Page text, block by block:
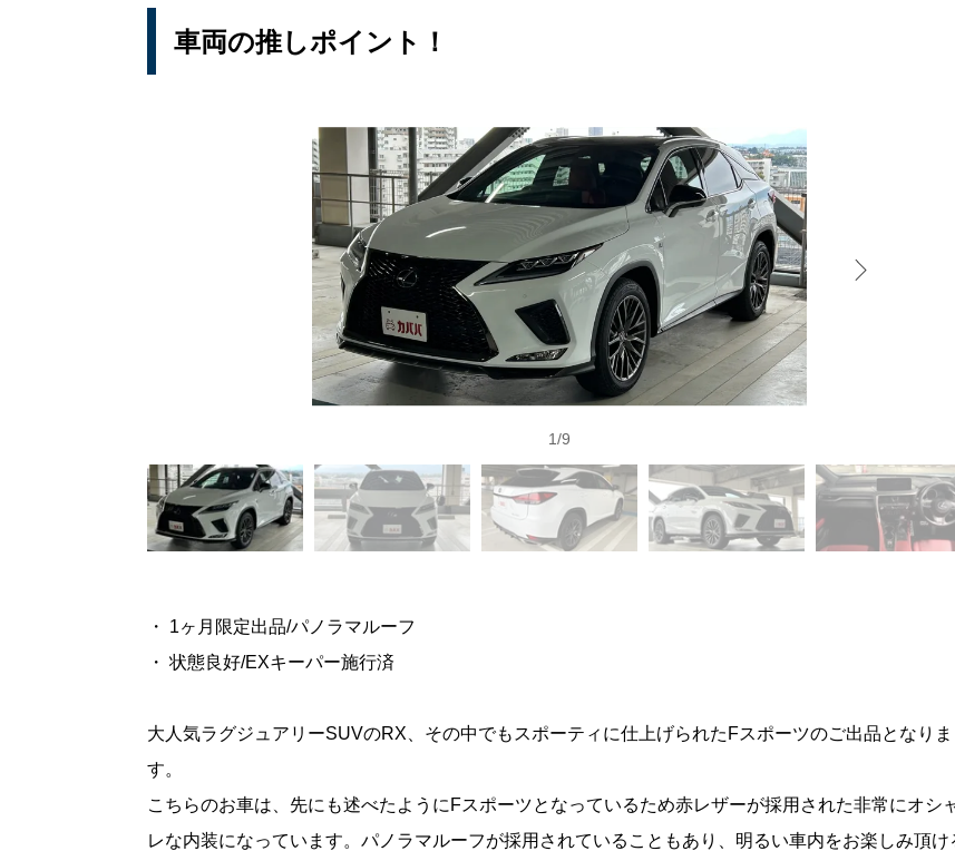
車両の推しポイント！
1/9
・ 1ヶ月限定出品/パノラマルーフ
・ 状態良好/EXキーパー施行済
大人気ラグジュアリーSUVのRX、その中でもスポーティに仕上げられたFスポーツのご出品となりま
す。
こちらのお車は、先にも述べたようにFスポーツとなっているため赤レザーが採用された非常にオシ
レな内装になっています。パノラマルーフが採用されていることもあり、明るい車内をお楽しみ頂け